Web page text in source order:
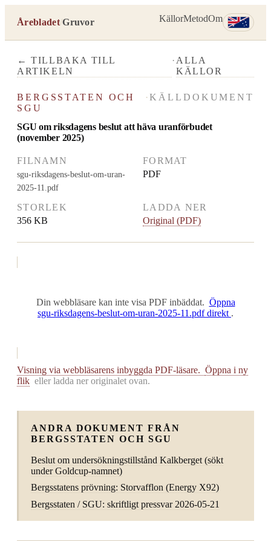
Årebladet/Gruvor KällorMetodOm
← TILLBAKA TILL
ARTIKELN
· ALLA
KÄLLOR
BERGSSTATEN OCH
SGU
·KÄLLDOKUMENT
SGU om riksdagens beslut att häva uranförbudet
(november 2025)
FILNAMN
sgu-riksdagens-beslut-om-uran-
2025-11.pdf
FORMAT
PDF
STORLEK
356 KB
LADDA NER
Original (PDF)
Din webbläsare kan inte visa PDF inbäddat. Öppna
sgu-riksdagens-beslut-om-uran-2025-11.pdf direkt .
Visning via webbläsarens inbyggda PDF-läsare. Öppna i ny
flik eller ladda ner originalet ovan.
ANDRA DOKUMENT FRÅN
BERGSSTATEN OCH SGU
Beslut om undersökningstillstånd Kalkberget (sökt
under Goldcup-namnet)
Bergsstatens prövning: Storvafflon (Energy X92)
Bergsstaten / SGU: skriftligt pressvar 2026-05-21